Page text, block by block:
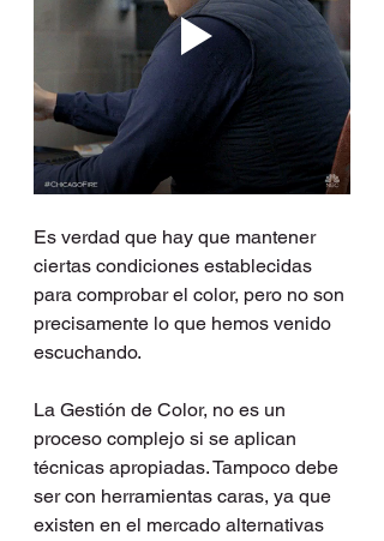
Es verdad que hay que mantener
ciertas condiciones establecidas
para comprobar el color, pero no son
precisamente lo que hemos venido
escuchando.
La Gestión de Color, no es un
proceso complejo si se aplican
técnicas apropiadas. Tampoco debe
ser con herramientas caras, ya que
existen en el mercado alternativas